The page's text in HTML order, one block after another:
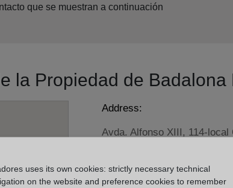
que se muestran a continuación
la Propiedad de Badalona
Address:
Avda. Alfonso XIII, 114-
Horario:
uses its own cookies: strictly necessary technical
on the website and preference cookies to remember